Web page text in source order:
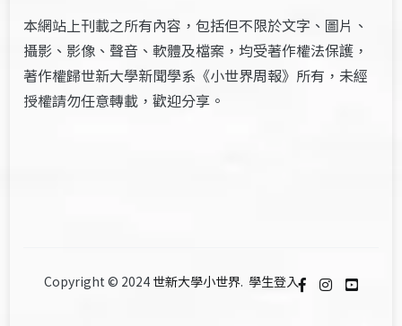
本網站上刊載之所有內容，包括但不限於文字、圖片、
攝影、影像、聲音、軟體及檔案，均受著作權法保護，
著作權歸世新大學新聞學系《小世界周報》所有，未經
授權請勿任意轉載，歡迎分享。
Copyright © 2024 世新大學小世界. 學生登入